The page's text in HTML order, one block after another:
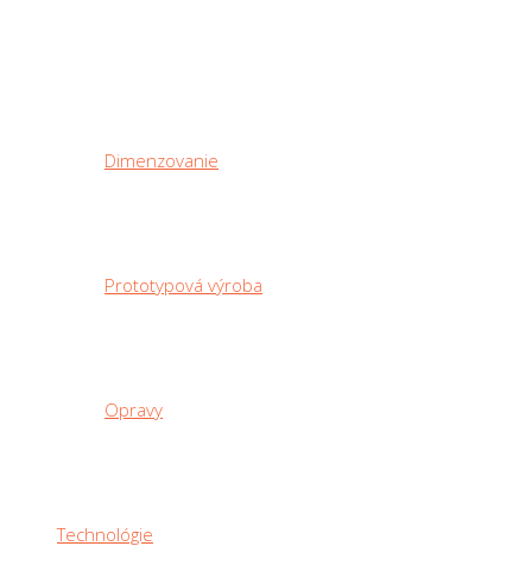
Dimenzovanie
Prototypová výroba
Opravy
Technológie